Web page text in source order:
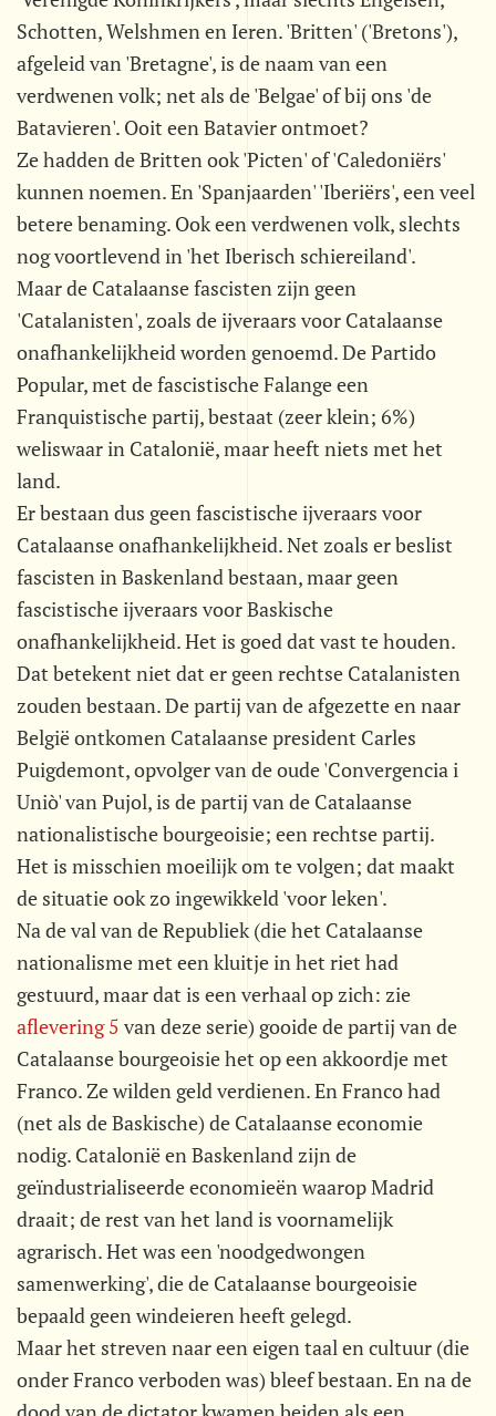
Schotten, Welshmen en Ieren. 'Britten' ('Bretons'),
afgeleid van 'Bretagne', is de naam van een
verdwenen volk; net als de 'Belgae' of bij ons 'de
Batavieren'. Ooit een Batavier ontmoet?
Ze hadden de Britten ook 'Picten' of 'Caledoniërs'
kunnen noemen. En 'Spanjaarden' 'Iberiërs', een veel
betere benaming. Ook een verdwenen volk, slechts
nog voortlevend in 'het Iberisch schiereiland'.
Maar de Catalaanse fascisten zijn geen
'Catalanisten', zoals de ijveraars voor Catalaanse
onafhankelijkheid worden genoemd. De Partido
Popular, met de fascistische Falange een
Franquistische partij, bestaat (zeer klein; 6%)
weliswaar in Catalonië, maar heeft niets met het
land.
Er bestaan dus geen fascistische ijveraars voor
Catalaanse onafhankelijkheid. Net zoals er beslist
fascisten in Baskenland bestaan, maar geen
fascistische ijveraars voor Baskische
onafhankelijkheid. Het is goed dat vast te houden.
Dat betekent niet dat er geen rechtse Catalanisten
zouden bestaan. De partij van de afgezette en naar
België ontkomen Catalaanse president Carles
Puigdemont, opvolger van de oude 'Convergencia i
Uniò' van Pujol, is de partij van de Catalaanse
nationalistische bourgeoisie; een rechtse partij.
Het is misschien moeilijk om te volgen; dat maakt
de situatie ook zo ingewikkeld 'voor leken'.
Na de val van de Republiek (die het Catalaanse
nationalisme met een kluitje in het riet had
gestuurd, maar dat is een verhaal op zich: zie
aflevering 5 van deze serie) gooide de partij van de
Catalaanse bourgeoisie het op een akkoordje met
Franco. Ze wilden geld verdienen. En Franco had
(net als de Baskische) de Catalaanse economie
nodig. Catalonië en Baskenland zijn de
geïndustrialiseerde economieën waarop Madrid
draait; de rest van het land is voornamelijk
agrarisch. Het was een 'noodgedwongen
samenwerking', die de Catalaanse bourgeoisie
bepaald geen windeieren heeft gelegd.
Maar het streven naar een eigen taal en cultuur (die
onder Franco verboden was) bleef bestaan. En na de